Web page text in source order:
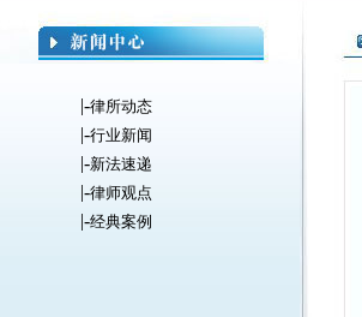
|-律所动态
|-行业新闻
|-新法速递
|-律师观点
|-经典案例